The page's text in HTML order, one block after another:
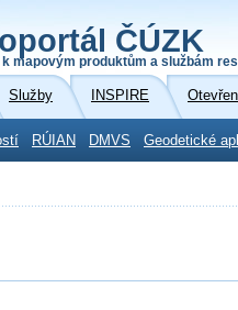
ČÚZK
mapovým produktům a službám
Služby INSPIRE
RÚIAN DMVS Geodetické